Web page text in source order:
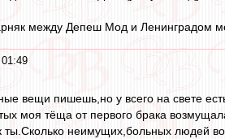
между Депеш Мод и Ленинградом
вещи пишешь,но у всего на свете
моя тёща от первого брака
ты.Сколько неимущих,больных людей